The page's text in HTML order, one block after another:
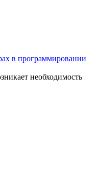
в программировании
необходимость